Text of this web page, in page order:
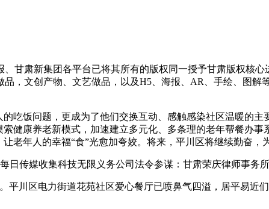
肃新集团各平台已将其所有的版权同一授予甘肃版权核心
，文创产物、文艺做品，以及H5、海报、AR、手绘、图
饭问题，更成为了他们交换互动、感触感染社区温暖的主
健康养老新模式，加速建立多元化、多条理的老年帮餐办事
老年人的幸福“食”光愈加夸姣。将来，平川区将继续勤奋，
传媒收集科技无限义务公司法令参谋：甘肃荣庆律师事务所
川区电力街道花苑社区爱心餐厅已喷鼻气四溢，居平易近